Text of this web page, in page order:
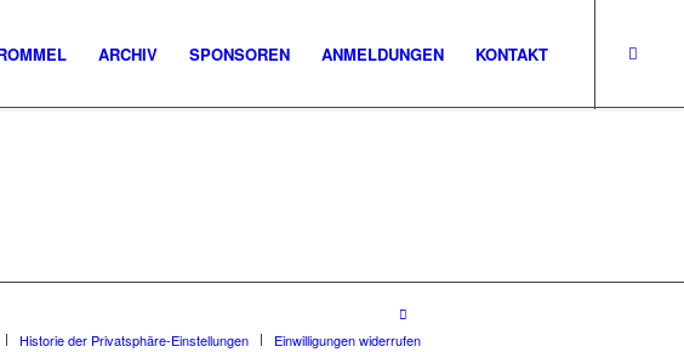
ARCHIV SPONSOREN ANMELDUNGEN KONTAKT
Historie der Privatsphäre-Einstellungen Einwilligungen widerrufen